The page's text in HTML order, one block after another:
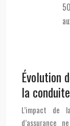
Évolution
la
L’impact de
d’assurance